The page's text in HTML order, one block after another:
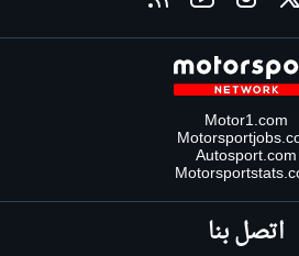
Motor1.com
Autosport.com
اتصل بنا